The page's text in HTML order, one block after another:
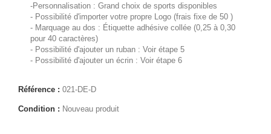
-Personnalisation : Grand choix de sports disponibles
- Possibilité d'importer votre propre Logo (frais fixe de 50 )
- Marquage au dos : Étiquette adhésive collée (0,25 à 0,30 
pour 40 caractères)
- Possibilité d'ajouter un ruban : Voir étape 5
- Possibilité d'ajouter un écrin : Voir étape 6
Référence : 021-DE-D
Condition : Nouveau produit